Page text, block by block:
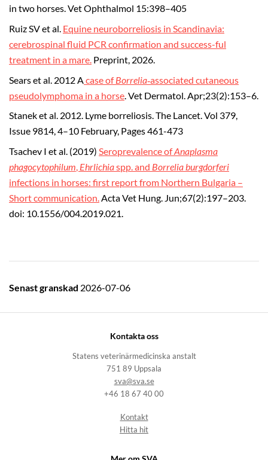
in two horses. Vet Ophthalmol 15:398–405
Ruiz SV et al. Equine neuroborreliosis in Scandinavia:
cerebrospinal fluid PCR confirmation and success-ful
treatment in a mare. Preprint, 2026.
Sears et al. 2012 Acase ofBorrelia‐associated cutaneous
pseudolymphoma in a horse. Vet Dermatol. Apr;23(2):153–6.
Stanek et al. 2012. Lyme borreliosis. The Lancet. Vol 379,
Issue 9814, 4–10 February, Pages 461-473
Tsachev I et al. (2019) Seroprevalence ofAnaplasma
phagocytophilum, Ehrlichiaspp. and Borrelia burgdorferi
infections in horses: first report from Northern Bulgaria –
Short communication.Acta Vet Hung. Jun;67(2):197–203.
doi: 10.1556/004.2019.021.
Senast granskad 2026-07-06
Kontakta oss
Statens veterinärmedicinska anstalt
751 89 Uppsala
sva@sva.se
+46 18 67 40 00
Kontakt
Hitta hit